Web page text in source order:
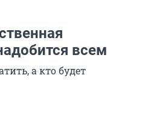
всем
а кто будет